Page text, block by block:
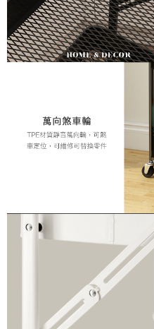
恩沛科技股份有限公司將有權停止